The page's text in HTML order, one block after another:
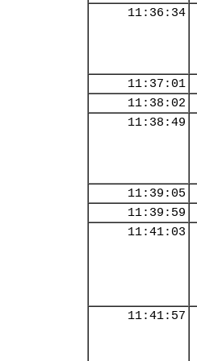
11:36:34
11:37:01
11:38:02
11:38:49
11:39:05
11:39:59
11:41:03
11:41:57